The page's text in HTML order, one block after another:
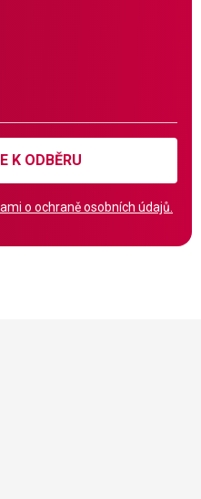
K ODBĚRU
o ochraně osobních údajů.